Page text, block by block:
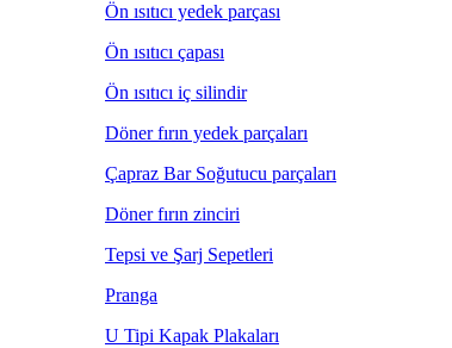
Ön ısıtıcı yedek parçası
Ön ısıtıcı çapası
Ön ısıtıcı iç silindir
Döner fırın yedek parçaları
Çapraz Bar Soğutucu parçaları
Döner fırın zinciri
Tepsi ve Şarj Sepetleri
Pranga
U Tipi Kapak Plakaları